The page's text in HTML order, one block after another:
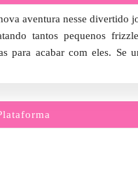
aventura nesse divertido
tantos pequenos
para acabar com eles. Se